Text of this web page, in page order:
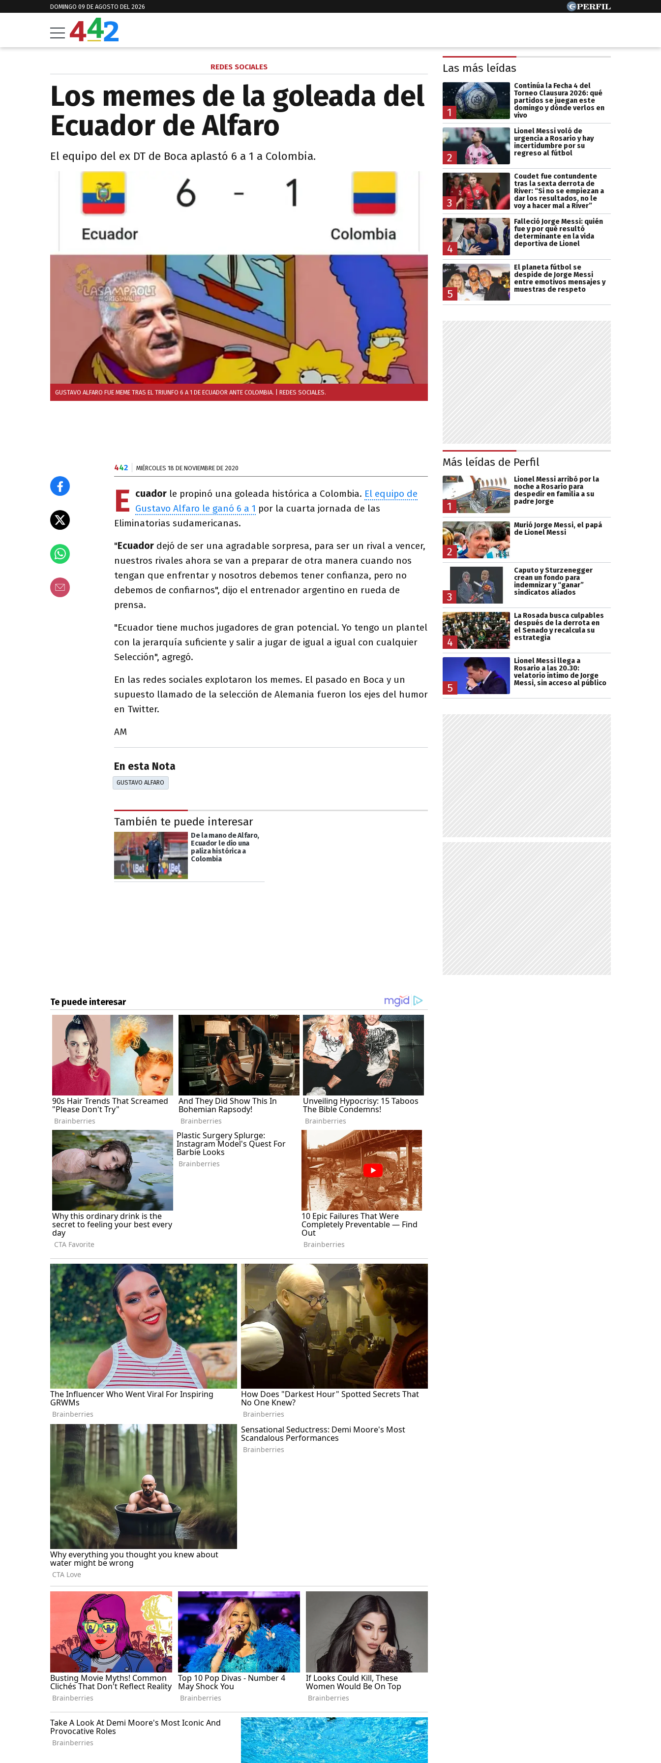
DOMINGO 09 DE AGOSTO DEL 2026
REDES SOCIALES
Los memes de la goleada del
Ecuador de Alfaro
El equipo del ex DT de Boca aplastó 6 a 1 a Colombia.
GUSTAVO ALFARO FUE MEME TRAS EL TRIUNFO 6 A 1 DE ECUADOR ANTE COLOMBIA. | REDES SOCIALES.
442 MIÉRCOLES 18 DE NOVIEMBRE DE 2020
E cuador le propinó una goleada histórica a Colombia. El equipo de
Gustavo Alfaro le ganó 6 a 1 por la cuarta jornada de las
Eliminatorias sudamericanas.
"Ecuador dejó de ser una agradable sorpresa, para ser un rival a vencer,
nuestros rivales ahora se van a preparar de otra manera cuando nos
tengan que enfrentar y nosotros debemos tener confianza, pero no
debemos de confiarnos", dijo el entrenador argentino en rueda de
prensa.
"Ecuador tiene muchos jugadores de gran potencial. Yo tengo un plantel
con la jerarquía suficiente y salir a jugar de igual a igual con cualquier
Selección", agregó.
En las redes sociales explotaron los memes. El pasado en Boca y un
supuesto llamado de la selección de Alemania fueron los ejes del humor
en Twitter.
AM
En esta Nota
GUSTAVO ALFARO
También te puede interesar
De la mano de Alfaro,
Ecuador le dio una
paliza histórica a
Colombia
Las más leídas
1
Continúa la Fecha 4 del
Torneo Clausura 2026: qué
partidos se juegan este
domingo y dónde verlos en
vivo
2
Lionel Messi voló de
urgencia a Rosario y hay
incertidumbre por su
regreso al fútbol
3
Coudet fue contundente
tras la sexta derrota de
River: “Si no se empiezan a
dar los resultados, no le
voy a hacer mal a River”
4
Falleció Jorge Messi: quién
fue y por qué resultó
determinante en la vida
deportiva de Lionel
5
El planeta fútbol se
despide de Jorge Messi
entre emotivos mensajes y
muestras de respeto
Más leídas de Perfil
1
Lionel Messi arribó por la
noche a Rosario para
despedir en familia a su
padre Jorge
2
Murió Jorge Messi, el papá
de Lionel Messi
3
Caputo y Sturzenegger
crean un fondo para
indemnizar y “ganar”
sindicatos aliados
4
La Rosada busca culpables
después de la derrota en
el Senado y recalcula su
estrategia
5
Lionel Messi llega a
Rosario a las 20.30:
velatorio íntimo de Jorge
Messi, sin acceso al público